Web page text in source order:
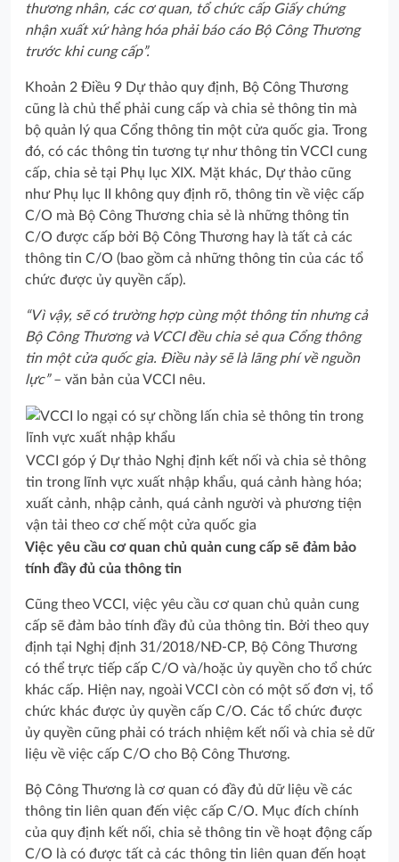
thương nhân, các cơ quan, tổ chức cấp Giấy chứng
nhận xuất xứ hàng hóa phải báo cáo Bộ Công Thương
trước khi cung cấp”.
Khoản 2 Điều 9 Dự thảo quy định, Bộ Công Thương
cũng là chủ thể phải cung cấp và chia sẻ thông tin mà
bộ quản lý qua Cổng thông tin một cửa quốc gia. Trong
đó, có các thông tin tương tự như thông tin VCCI cung
cấp, chia sẻ tại Phụ lục XIX. Mặt khác, Dự thảo cũng
như Phụ lục II không quy định rõ, thông tin về việc cấp
C/O mà Bộ Công Thương chia sẻ là những thông tin
C/O được cấp bởi Bộ Công Thương hay là tất cả các
thông tin C/O (bao gồm cả những thông tin của các tổ
chức được ủy quyền cấp).
“Vì vậy, sẽ có trường hợp cùng một thông tin nhưng cả
Bộ Công Thương và VCCI đều chia sẻ qua Cổng thông
tin một cửa quốc gia. Điều này sẽ là lãng phí về nguồn
lực”– văn bản của VCCI nêu.
VCCI góp ý Dự thảo Nghị định kết nối và chia sẻ thông
tin trong lĩnh vực xuất nhập khẩu, quá cảnh hàng hóa;
xuất cảnh, nhập cảnh, quá cảnh người và phương tiện
vận tải theo cơ chế một cửa quốc gia
Việc yêu cầu cơ quan chủ quản cung cấp sẽ đảm bảo
tính đầy đủ của thông tin
Cũng theo VCCI, việc yêu cầu cơ quan chủ quản cung
cấp sẽ đảm bảo tính đầy đủ của thông tin. Bởi theo quy
định tại Nghị định 31/2018/NĐ-CP, Bộ Công Thương
có thể trực tiếp cấp C/O và/hoặc ủy quyền cho tổ chức
khác cấp. Hiện nay, ngoài VCCI còn có một số đơn vị, tổ
chức khác được ủy quyền cấp C/O. Các tổ chức được
ủy quyền cũng phải có trách nhiệm kết nối và chia sẻ dữ
liệu về việc cấp C/O cho Bộ Công Thương.
Bộ Công Thương là cơ quan có đầy đủ dữ liệu về các
thông tin liên quan đến việc cấp C/O. Mục đích chính
của quy định kết nối, chia sẻ thông tin về hoạt động cấp
C/O là có được tất cả các thông tin liên quan đến hoạt